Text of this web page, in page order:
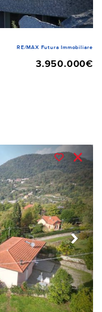
RE/MAX Futura Immobiliare
3.950.000€